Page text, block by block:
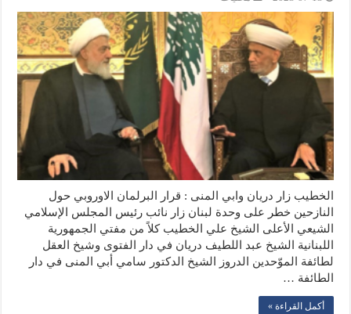
الخطيب زار دريان وابي المنى : قرار البرلمان الاوروبي حول
النازحين خطر على وحدة لبنان زار نائب رئيس المجلس الإسلامي
الشيعي الأعلى الشيخ علي الخطيب كلاً من مفتي الجمهورية
اللبنانية الشيخ عبد اللطيف دريان في دار الفتوى وشيخ العقل
لطائفة الموّحدين الدروز الشيخ الدكتور سامي أبي المنى في دار
الطائفة …
أكمل القراءة »